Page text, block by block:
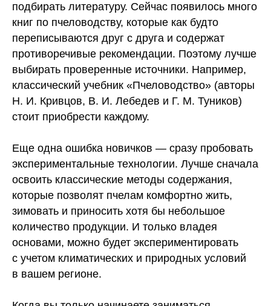
подбирать литературу. Сейчас появилось много
книг по пчеловодству, которые как будто
переписываются друг с друга и содержат
противоречивые рекомендации. Поэтому лучше
выбирать проверенные источники. Например,
классический учебник «Пчеловодство» (авторы
Н. И. Кривцов, В. И. Лебедев и Г. М. Туников)
стоит приобрести каждому.
Еще одна ошибка новичков — сразу пробовать
экспериментальные технологии. Лучше сначала
освоить классические методы содержания,
которые позволят пчелам комфортно жить,
зимовать и приносить хотя бы небольшое
количество продукции. И только владея
основами, можно будет экспериментировать
с учетом климатических и природных условий
в вашем регионе.